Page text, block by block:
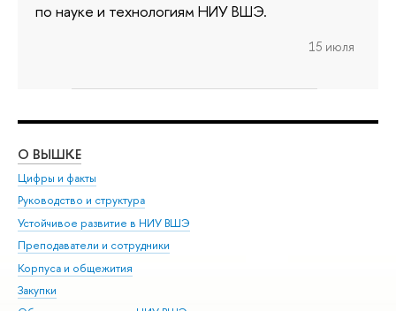
по науке и технологиям НИУ ВШЭ.
15 июля
О ВЫШКЕ
Цифры и факты
Руководство и структура
Устойчивое развитие в НИУ ВШЭ
Преподаватели и сотрудники
Корпуса и общежития
Закупки